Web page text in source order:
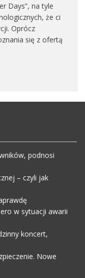
Days”, na tyle
że ci
Oprócz
się z ofertą
podnosi
– czyli jak
w sytuacji awarii
koncert,
Nowe